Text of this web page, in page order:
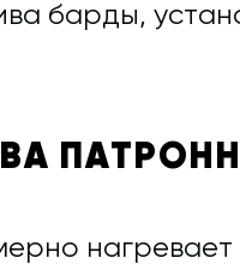
барды,
нагревает